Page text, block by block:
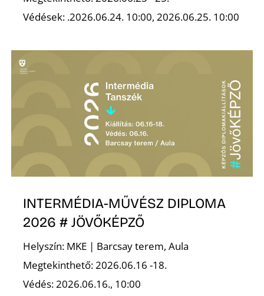
Védések: .2026.06.24. 10:00, 2026.06.25. 10:00
INTERMÉDIA-MŰVÉSZ DIPLOMA
2026 # JÖVŐKÉPZŐ
Helyszín: MKE | Barcsay terem, Aula
Megtekinthető: 2026.06.16 -18.
Védés: 2026.06.16., 10:00